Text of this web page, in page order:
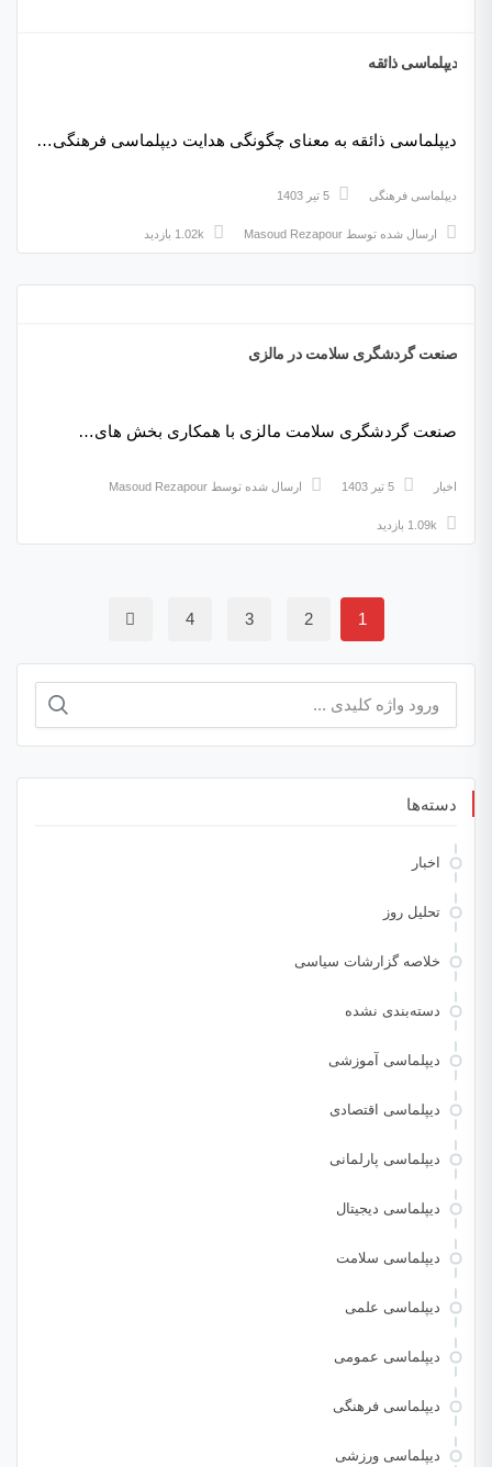
دیپلماسی ذائقه
دیپلماسی ذائقه به معنای چگونگی هدایت دیپلماسی فرهنگی…
دیپلماسی فرهنگی 5 تیر 1403
ارسال شده توسط Masoud Rezapour
صنعت گردشگری سلامت در مالزی
صنعت گردشگری سلامت مالزی با همکاری بخش های…
اخبار 5 تیر 1403 ارسال شده توسط Masoud Rezapour
1
2
3
4
دسته‌ها
اخبار
تحلیل روز
خلاصه گزارشات سیاسی
دسته‌بندی نشده
دیپلماسی آموزشی
دیپلماسی اقتصادی
دیپلماسی پارلمانی
دیپلماسی دیجیتال
دیپلماسی سلامت
دیپلماسی علمی
دیپلماسی عمومی
دیپلماسی فرهنگی
دیپلماسی ورزشی